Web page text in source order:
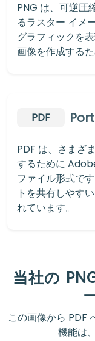
PNG は、可逆圧
るラスター イメ
グラフィックを
画像を作成する
PDF
PDF は、さまざ
するために
ファイル形式で
トを共有しやす
れています。
当社の
この画像から PDF
機能は